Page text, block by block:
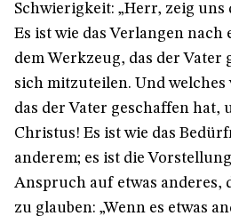
Schwierigkeit: „Herr, zeig uns
Es ist wie das Verlangen nach
dem Werkzeug, das der Vater
sich mitzuteilen. Und welches
das der Vater geschaffen hat,
Christus! Es ist wie das
anderem; es ist die
Anspruch auf etwas anderes,
zu glauben: „Wenn es etwas